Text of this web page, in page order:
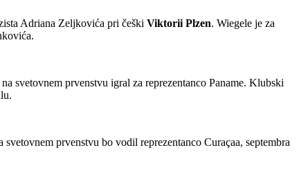
Adriana Zeljkovića pri češki Viktorii Plzen. Wiegele je za
svetovnem prvenstvu igral za reprezentanco Paname. Klubski
prvenstvu bo vodil reprezentanco Curaçaa, septembra